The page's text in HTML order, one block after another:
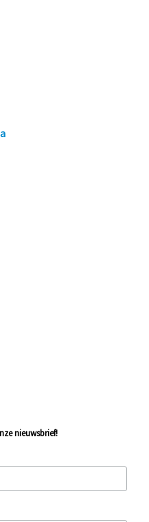
nieuwsbrief!